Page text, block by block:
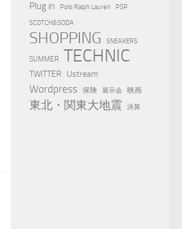
Plug in Polo Ralph Lauren
PSP
SCOTCH&SODA
SHOPPING SNEAKERS
SUMMER TECHNIC
TWITTER Ustream
Wordpress 保険 展示会 映画
東北・関東大地震 決算